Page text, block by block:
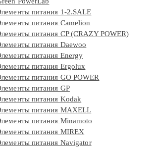
питания 1-2.SALE
питания Camelion
питания CP (CRAZY POWER)
питания Daewoo
питания Energy
питания Ergolux
питания GO POWER
питания GP
питания Kodak
питания MAXELL
питания Minamoto
питания MIREX
питания Navigator